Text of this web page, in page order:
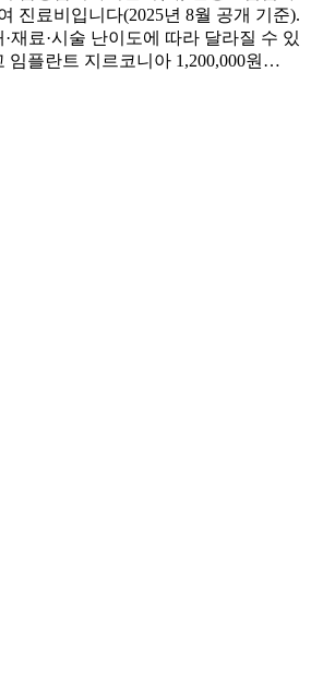
진료비입니다(2025년 8월 공개 기준).
재료·시술 난이도에 따라 달라질 수 있
임플란트 지르코니아 1,200,000원…